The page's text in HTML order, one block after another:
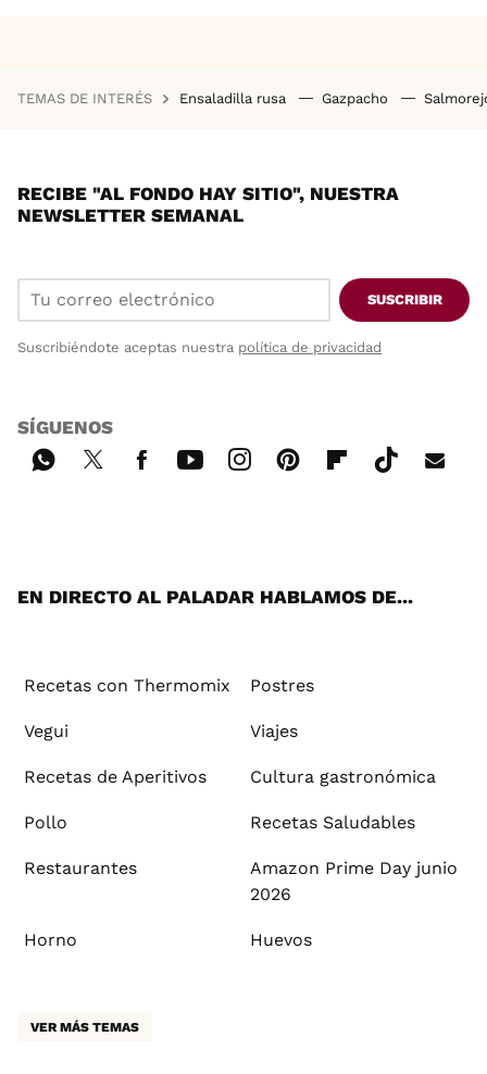
TEMAS DE INTERÉS Ensaladilla rusa Gazpacho
RECIBE "AL FONDO HAY SITIO", NUESTRA
NEWSLETTER SEMANAL
SUSCRIBIR
Suscribiéndote aceptas nuestra política de privacidad
SÍGUENOS
EN DIRECTO AL PALADAR HABLAMOS DE...
Recetas con Thermomix Postres
Vegui Viajes
Recetas de Aperitivos Cultura gastronómica
Pollo Recetas Saludables
Restaurantes
Amazon Prime Day junio
2026
Horno Huevos
VER MÁS TEMAS